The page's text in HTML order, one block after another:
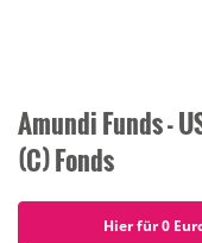
Amundi Funds -
(C) Fonds
Hier für 0